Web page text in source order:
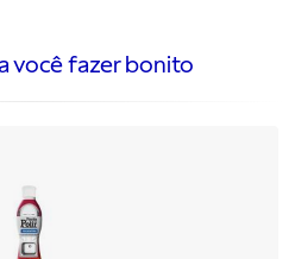
você fazer bonito